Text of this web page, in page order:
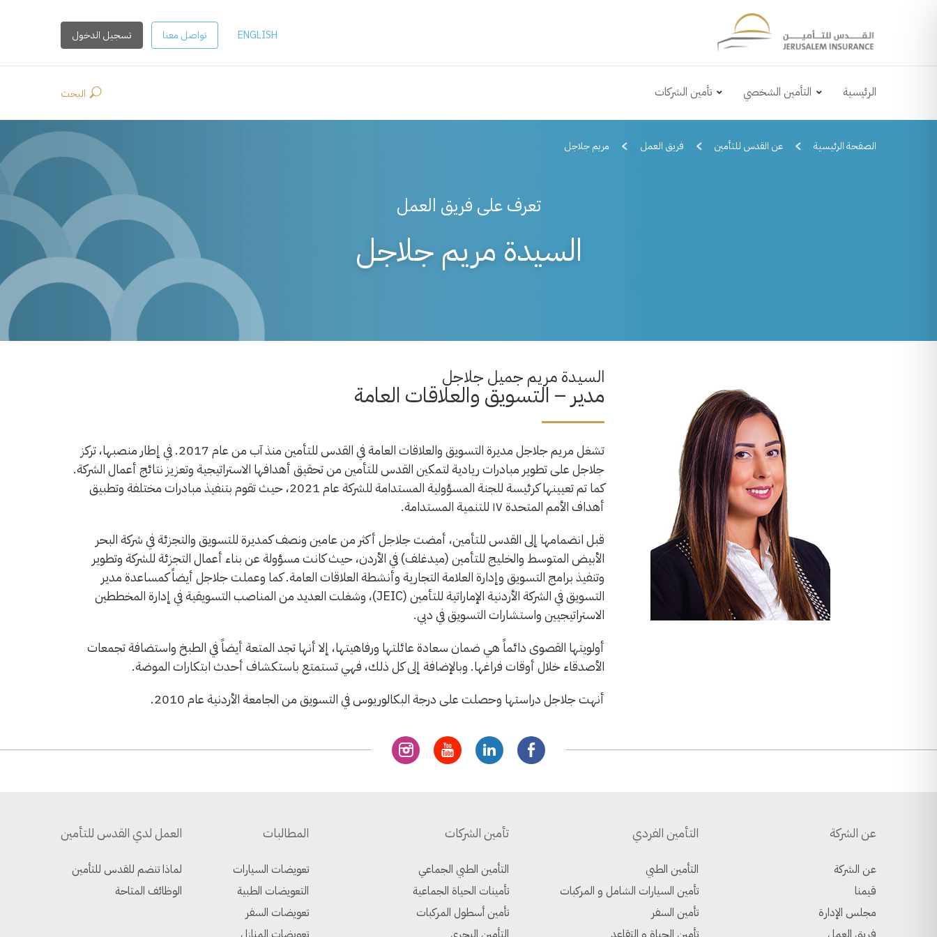
ENGLISH تواصل معنا تسجيل الدخول
الرئيسية التأمين الشخصي تأمين الشركات البحث
الصفحة الرئيسية عن القدس للتأمين فريق العمل مريم جلاجل
تعرف على فريق العمل
السيدة مريم جلاجل
السيدة مريم جميل جلاجل
مدير – التسويق والعلاقات العامة
تشغل مريم جلاجل مديرة التسويق والعلاقات العامة في القدس للتأمين منذ آب من عام 2017. في إطار منصبها، تركز
جلاجل على تطوير مبادرات ريادية لتمكين القدس للتأمين من تحقيق أهدافها الاستراتيجية وتعزيز نتائج أعمال الشركة.
كما تم تعيينها كرئيسة للجنة المسؤولية المستدامة للشركة عام 2021، حيث تقوم بتنفيذ مبادرات مختلفة وتطبيق
أهداف الأمم المتحدة ١٧ للتنمية المستدامة.
قبل انضمامها إلى القدس للتأمين، أمضت جلاجل أكثر من عامين ونصف كمديرة للتسويق والتجزئة في شركة البحر
الأبيض المتوسط والخليج للتأمين (ميدغلف) في الأردن، حيث كانت مسؤولة عن بناء أعمال التجزئة للشركة وتطوير
وتنفيذ برامج التسويق وإدارة العلامة التجارية وأنشطة العلاقات العامة. كما وعملت جلاجل أيضاً كمساعدة مدير
التسويق في الشركة الأردنية الإماراتية للتأمين (JEIC)، وشغلت العديد من المناصب التسويقية في إدارة المخططين
الاستراتيجيين واستشارات التسويق في دبي.
أولويتها القصوى دائماً هي ضمان سعادة عائلتها ورفاهيتها، إلا أنها تجد المتعة أيضاً في الطبخ واستضافة تجمعات
الأصدقاء خلال أوقات فراغها. وبالإضافة إلى كل ذلك، فهي تستمتع باستكشاف أحدث ابتكارات الموضة.
أنهت جلاجل دراستها وحصلت على درجة البكالوريوس في التسويق من الجامعة الأردنية عام 2010.
عن الشركة
عن الشركة
قيمنا
مجلس الإدارة
التأمين الفردي
التأمين الطبي
تأمين السيارات الشامل و المركبات
تأمين السفر
تأمين الشركات
التأمين الطبي الجماعي
تأمينات الحياة الجماعية
تأمين أسطول المركبات
المطالبات
تعويضات السيارات
التعويضات الطبية
تعويضات السفر
العمل لدي القدس للتأمين
لماذا تنضم للقدس للتأمين
الوظائف المتاحة